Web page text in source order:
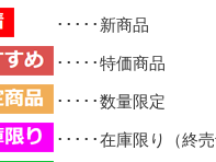
･････新商品
･････特価商品
･････数量限定
･････在庫限り（終売